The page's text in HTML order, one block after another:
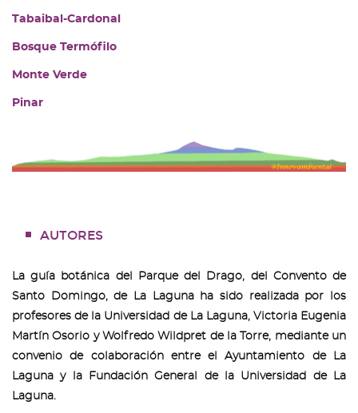
Tabaibal-Cardonal
Bosque Termófilo
Monte Verde
Pinar
AUTORES
La guía botánica del Parque del Drago, del Convento de
Santo Domingo, de La Laguna ha sido realizada por los
profesores de la Universidad de La Laguna, Victoria Eugenia
Martín Osorio y Wolfredo Wildpret de la Torre, mediante un
convenio de colaboración entre el Ayuntamiento de La
Laguna y la Fundación General de la Universidad de La
Laguna.